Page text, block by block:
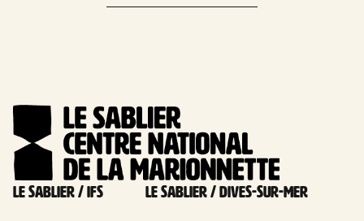
Le Sablier / Ifs Le Sablier / Dives-sur-mer